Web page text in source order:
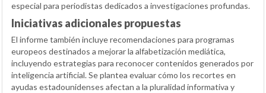
especial para periodistas dedicados a investigaciones profundas.
Iniciativas adicionales propuestas
El informe también incluye recomendaciones para programas
europeos destinados a mejorar la alfabetización mediática,
incluyendo estrategias para reconocer contenidos generados por
inteligencia artificial. Se plantea evaluar cómo los recortes en
ayudas estadounidenses afectan a la pluralidad informativa y